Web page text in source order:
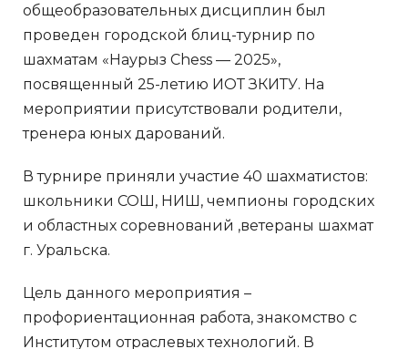
общеобразовательных дисциплин был
проведен городской блиц-турнир по
шахматам «Наурыз Chess — 2025»,
посвященный 25-летию ИОТ ЗКИТУ. На
мероприятии присутствовали родители,
тренера юных дарований.
В турнире приняли участие 40 шахматистов:
школьники СОШ, НИШ, чемпионы городских
и областных соревнований ,ветераны шахмат
г. Уральска.
Цель данного мероприятия –
профориентационная работа, знакомство с
Институтом отраслевых технологий. В